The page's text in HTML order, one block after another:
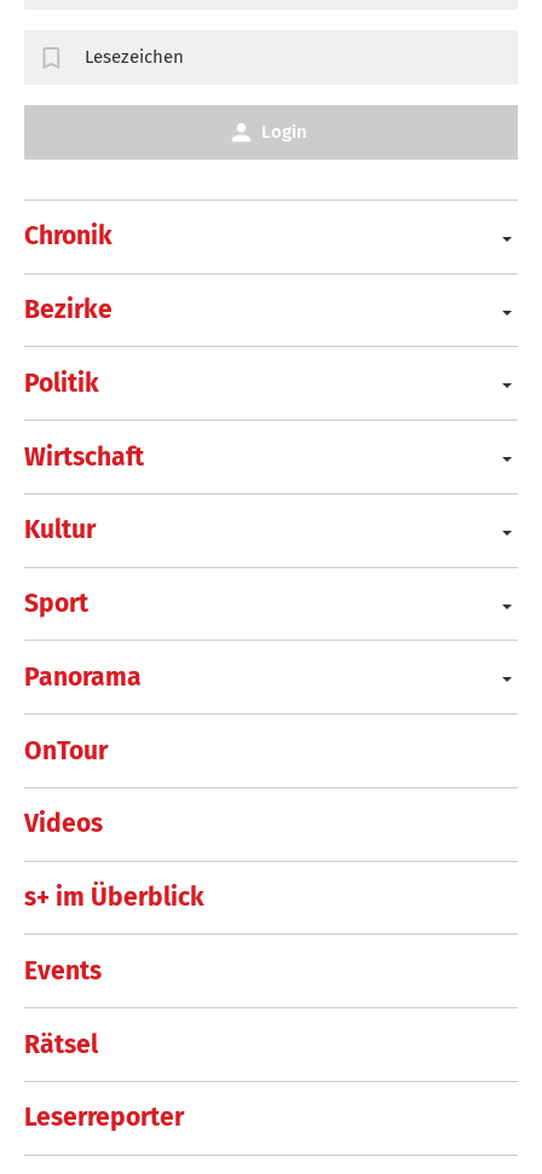
Chronik
Bezirke
Politik
Wirtschaft
Kultur
Sport
Panorama
OnTour
Videos
s+ im Überblick
Events
Rätsel
Leserreporter
Lesezeichen
Login